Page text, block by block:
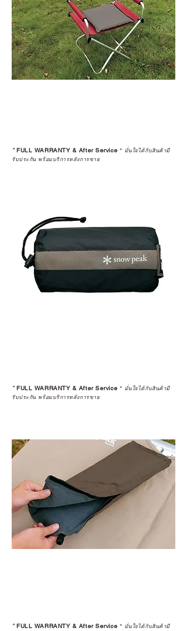
*FULL WARRANTY & After Service * มั่นใจได้กับสินค้ามี
รับประกัน พร้อมบริการหลังการขาย
*FULL WARRANTY & After Service * มั่นใจได้กับสินค้ามี
รับประกัน พร้อมบริการหลังการขาย
*FULL WARRANTY & After Service * มั่นใจได้กับสินค้ามี